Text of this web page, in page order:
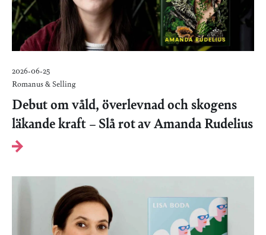
2026-06-25
Romanus & Selling
Debut om våld, överlevnad och skogens
läkande kraft – Slå rot av Amanda Rudelius